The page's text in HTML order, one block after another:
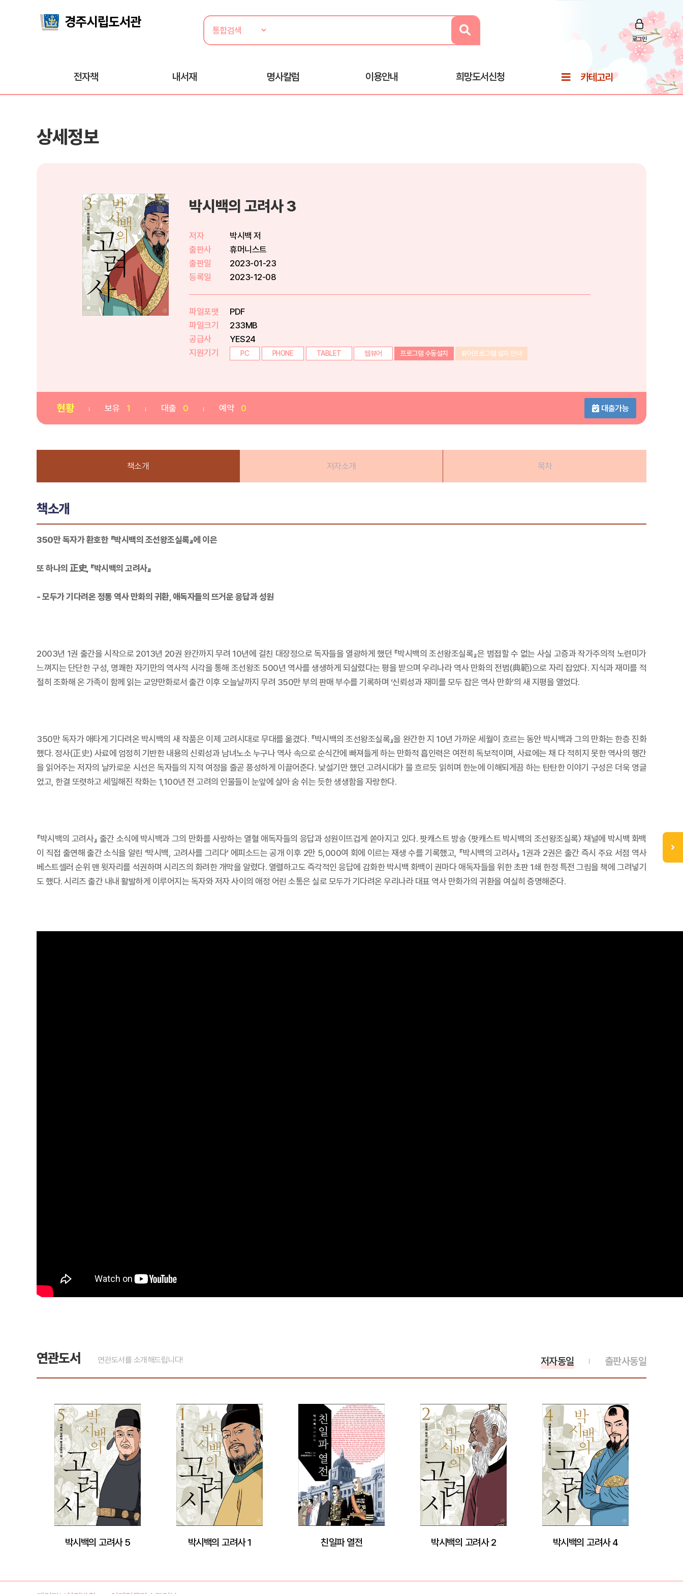
로그인
전자책 내서재 명사칼럼 이용안내 희망도서신청 카테고리
상세정보
박시백의 고려사 3
저자
박시백 저
출판사
휴머니스트
출판일
2023-01-23
등록일
2023-12-08
파일포맷
PDF
파일크기
233MB
공급사
YES24
지원기기
PC PHONE TABLET 웹뷰어 프로그램 수동설치 뷰어프로그램 설치 안내
현황 보유 1 대출 0 예약 0 대출가능
책소개 저자소개 목차
책소개
350만 독자가 환호한 『박시백의 조선왕조실록』에 이은
또 하나의 正史, 『박시백의 고려사』
- 모두가 기다려온 정통 역사 만화의 귀환, 애독자들의 뜨거운 응답과 성원
2003년 1권 출간을 시작으로 2013년 20권 완간까지 무려 10년에 걸친 대장정으로 독자들을 열광하게 했던 『박시백의 조선왕조실록』은 범접할 수 없는 사실 고증과 작가주의적 노련미가
느껴지는 단단한 구성, 명쾌한 자기만의 역사적 시각을 통해 조선왕조 500년 역사를 생생하게 되살렸다는 평을 받으며 우리나라 역사 만화의 전범(典範)으로 자리 잡았다. 지식과 재미를 적
절히 조화해 온 가족이 함께 읽는 교양만화로서 출간 이후 오늘날까지 무려 350만 부의 판매 부수를 기록하며 ‘신뢰성과 재미를 모두 잡은 역사 만화’의 새 지평을 열었다.
350만 독자가 애타게 기다려온 박시백의 새 작품은 이제 고려시대로 무대를 옮겼다. 『박시백의 조선왕조실록』을 완간한 지 10년 가까운 세월이 흐르는 동안 박시백과 그의 만화는 한층 진화
했다. 정사(正史) 사료에 엄정히 기반한 내용의 신뢰성과 남녀노소 누구나 역사 속으로 순식간에 빠져들게 하는 만화적 흡인력은 여전히 독보적이며, 사료에는 채 다 적히지 못한 역사의 행간
을 읽어주는 저자의 날카로운 시선은 독자들의 지적 여정을 줄곧 풍성하게 이끌어준다. 낯설기만 했던 고려시대가 물 흐르듯 읽히며 한눈에 이해되게끔 하는 탄탄한 이야기 구성은 더욱 영글
었고, 한결 또렷하고 세밀해진 작화는 1,100년 전 고려의 인물들이 눈앞에 살아 숨 쉬는 듯한 생생함을 자랑한다.
『박시백의 고려사』 출간 소식에 박시백과 그의 만화를 사랑하는 열혈 애독자들의 응답과 성원이뜨겁게 쏟아지고 있다. 팟캐스트 방송 〈팟캐스트 박시백의 조선왕조실록〉 채널에 박시백 화백
이 직접 출연해 출간 소식을 알린 ‘박시백, 고려사를 그리다’ 에피소드는 공개 이후 2만 5,000여 회에 이르는 재생 수를 기록했고, 『박시백의 고려사』 1권과 2권은 출간 즉시 주요 서점 역사
베스트셀러 순위 맨 윗자리를 석권하며 시리즈의 화려한 개막을 알렸다. 열렬하고도 즉각적인 응답에 감화한 박시백 화백이 권마다 애독자들을 위한 초판 1쇄 한정 특전 그림을 책에 그려넣기
도 했다. 시리즈 출간 내내 활발하게 이루어지는 독자와 저자 사이의 애정 어린 소통은 실로 모두가 기다려온 우리나라 대표 역사 만화가의 귀환을 여실히 증명해준다.
연관도서 연관도서를 소개해드립니다! 출판사동일
저자동일
박시백의 고려사 5 박시백의 고려사 1 친일파 열전 박시백의 고려사 2 박시백의 고려사 4